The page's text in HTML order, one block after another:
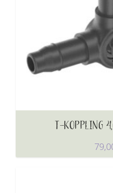
T-KOPPLING